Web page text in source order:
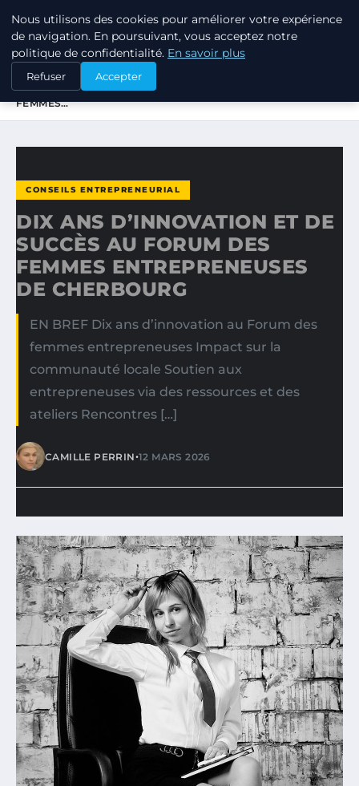
TUEZ-LES TOUS
ACCUEIL
CONSEILS ENTREPRENEURIAL
DIX ANS D’INNOVATION ET DE SUCCÈS AU FORUM DES
FEMMES…
CONSEILS ENTREPRENEURIAL
DIX ANS D’INNOVATION ET DE
SUCCÈS AU FORUM DES
FEMMES ENTREPRENEUSES
DE CHERBOURG
EN BREF Dix ans d’innovation au Forum des
femmes entrepreneuses Impact sur la
communauté locale Soutien aux
entrepreneuses via des ressources et des
ateliers Rencontres […]
CAMILLE PERRIN•12 MARS 2026
Nous utilisons des cookies pour améliorer votre expérience
de navigation. En poursuivant, vous acceptez notre
politique de confidentialité. En savoir plus
Refuser Accepter